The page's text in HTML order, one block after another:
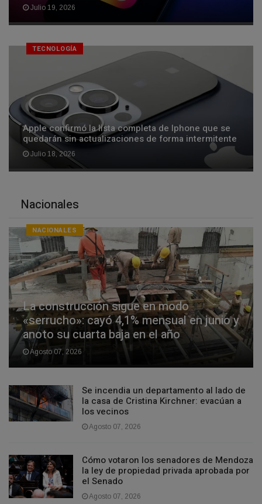
Julio 19, 2026
TECNOLOGÍA
Apple confirmó la lista completa de Iphone que se
quedarán sin actualizaciones de forma intermitente
Julio 18, 2026
Nacionales
NACIONALES
La construcción sigue en modo
«serrucho»: cayó 4,1% mensual en junio y
anoto su cuarta baja en el año
Agosto 07, 2026
Se incendia un departamento al lado de
la casa de Cristina Kirchner: evacúan a
los vecinos
Agosto 07, 2026
Cómo votaron los senadores de Mendoza
la ley de propiedad privada aprobada por
el Senado
Agosto 07, 2026